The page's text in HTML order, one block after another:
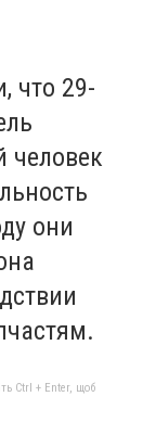
что 29-
человек
они
Ctrl + Enter, щоб